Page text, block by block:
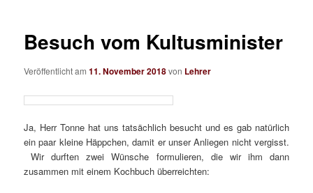
Besuch vom Kultusminister
Veröffentlicht am11. November 2018von Lehrer
Ja, Herr Tonne hat uns tatsächlich besucht und es gab natürlich
ein paar kleine Häppchen, damit er unser Anliegen nicht vergisst.
Wir durften zwei Wünsche formulieren, die wir ihm dann
zusammen mit einem Kochbuch überreichten: